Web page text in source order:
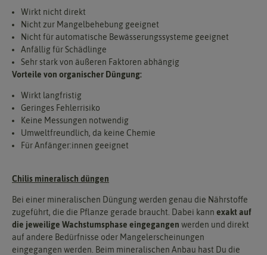
Wirkt nicht direkt
Nicht zur Mangelbehebung geeignet
Nicht für automatische Bewässerungssysteme geeignet
Anfällig für Schädlinge
Sehr stark von äußeren Faktoren abhängig
Vorteile von organischer Düngung:
Wirkt langfristig
Geringes Fehlerrisiko
Keine Messungen notwendig
Umweltfreundlich, da keine Chemie
Für Anfänger:innen geeignet
Chilis mineralisch düngen
Bei einer mineralischen Düngung werden genau die Nährstoffe
zugeführt, die die Pflanze gerade braucht. Dabei kann exakt auf
die jeweilige Wachstumsphase eingegangen werden und direkt
auf andere Bedürfnisse oder Mangelerscheinungen
eingegangen werden. Beim mineralischen Anbau hast Du die